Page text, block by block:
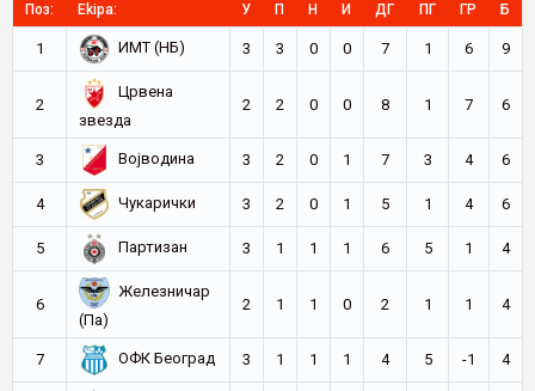
Поз: Ekipa: У П Н И ДГ ПГ ГР Б
1 ИМТ (НБ) 3 3 0 0 7 1 6 9
2
Црвена
звезда
2 2 0 0 8 1 7 6
3 Војводина 3 2 0 1 7 3 4 6
4 Чукарички 3 2 0 1 5 1 4 6
5 Партизан 3 1 1 1 6 5 1 4
6
Железничар
(Па)
2 1 1 0 2 1 1 4
7 ОФК Београд 3 1 1 1 4 5 -1 4